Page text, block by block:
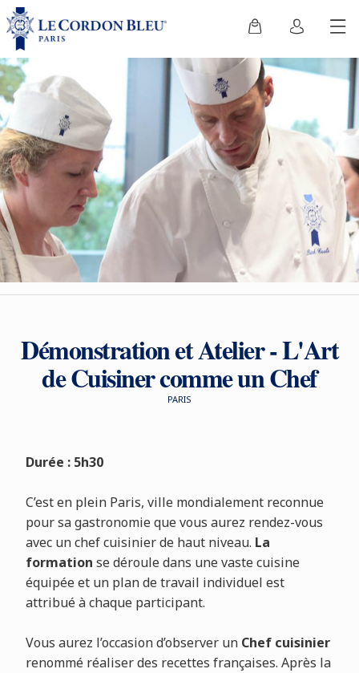
Démonstration et Atelier - L'Art
de Cuisiner comme un Chef
PARIS
Durée : 5h30
C’est en plein Paris, ville mondialement reconnue
pour sa gastronomie que vous aurez rendez-vous
avec un chef cuisinier de haut niveau. La
formation se déroule dans une vaste cuisine
équipée et un plan de travail individuel est
attribué à chaque participant.
Vous aurez l’occasion d’observer un Chef cuisinier
renommé réaliser des recettes françaises. Après la